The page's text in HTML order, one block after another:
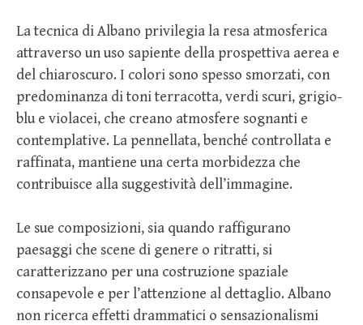
La tecnica di Albano privilegia la resa atmosferica
attraverso un uso sapiente della prospettiva aerea e
del chiaroscuro. I colori sono spesso smorzati, con
predominanza di toni terracotta, verdi scuri, grigio-
blu e violacei, che creano atmosfere sognanti e
contemplative. La pennellata, benché controllata e
raffinata, mantiene una certa morbidezza che
contribuisce alla suggestività dell’immagine.
Le sue composizioni, sia quando raffigurano
paesaggi che scene di genere o ritratti, si
caratterizzano per una costruzione spaziale
consapevole e per l’attenzione al dettaglio. Albano
non ricerca effetti drammatici o sensazionalismi